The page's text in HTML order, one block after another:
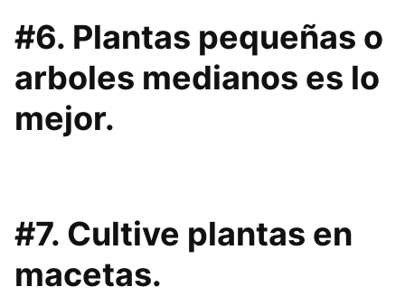
#6. Plantas pequeñas o
arboles medianos es lo
mejor.
#7. Cultive plantas en
macetas.